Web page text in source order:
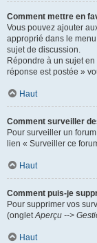
Comment mettre en
Vous pouvez ajouter
approprié dans le
sujet de discussion.
Répondre à un sujet
réponse est postée »
Haut
Comment surveiller
Pour surveiller un
lien « Surveiller ce
Haut
Comment puis-je
Pour supprimer vos
(ongletAperçu -->
Haut